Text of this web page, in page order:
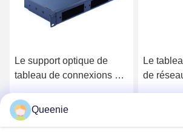
Le support optique de
tableau de connexions de
48
Obtenez le meilleur prix
Le
de
Queenie